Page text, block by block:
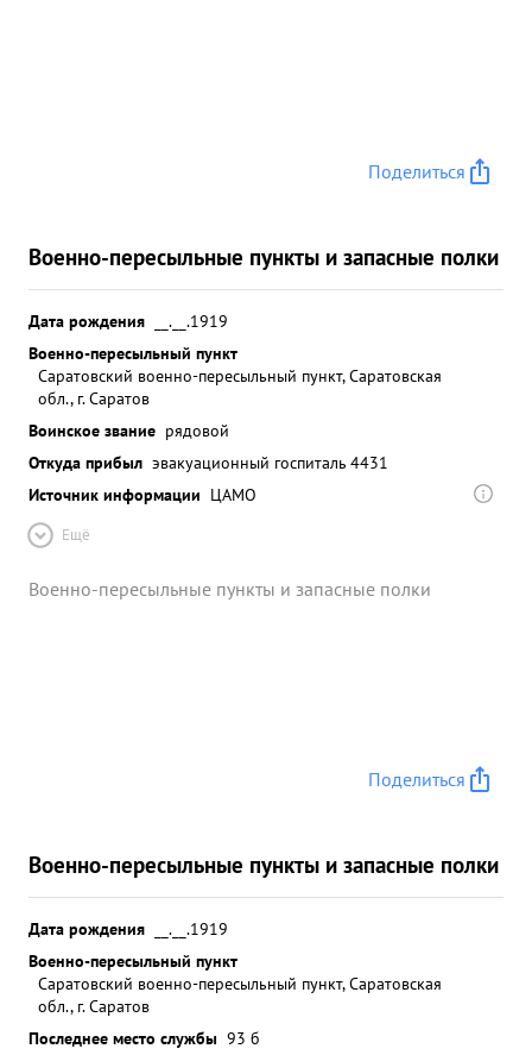
Поделиться
Военно-пересыльные пункты и запасные полки
Дата рождения
__.__.1919
Военно-пересыльный пункт
Саратовский военно-пересыльный пункт, Саратовская
обл., г. Саратов
Воинское звание рядовой
Откуда прибыл эвакуационный госпиталь 4431
Источник информации ЦАМО
Ещё
Военно-пересыльные пункты и запасные полки
Поделиться
Военно-пересыльные пункты и запасные полки
Дата рождения
__.__.1919
Военно-пересыльный пункт
Саратовский военно-пересыльный пункт, Саратовская
обл., г. Саратов
Последнее место службы 93 б